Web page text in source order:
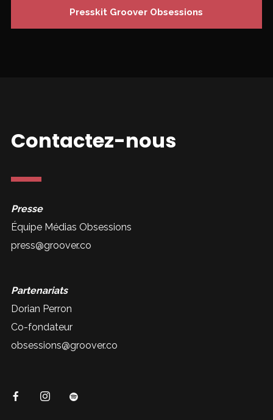
Presskit Groover Obsessions
Contactez-nous
Presse
Équipe Médias Obsessions
press@groover.co
Partenariats
Dorian Perron
Co-fondateur
obsessions@groover.co